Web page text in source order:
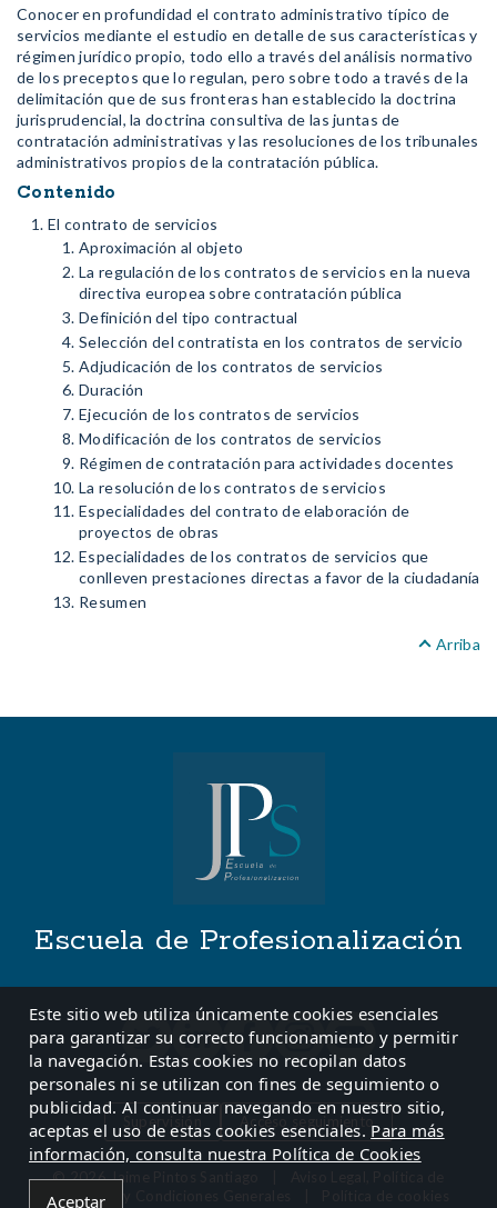
Conocer en profundidad el contrato administrativo típico de
servicios mediante el estudio en detalle de sus características y
régimen jurídico propio, todo ello a través del análisis normativo
de los preceptos que lo regulan, pero sobre todo a través de la
delimitación que de sus fronteras han establecido la doctrina
jurisprudencial, la doctrina consultiva de las juntas de
contratación administrativas y las resoluciones de los tribunales
administrativos propios de la contratación pública.
Contenido
El contrato de servicios
Aproximación al objeto
La regulación de los contratos de servicios en la nueva
directiva europea sobre contratación pública
Definición del tipo contractual
Selección del contratista en los contratos de servicio
Adjudicación de los contratos de servicios
Duración
Ejecución de los contratos de servicios
Modificación de los contratos de servicios
Régimen de contratación para actividades docentes
La resolución de los contratos de servicios
Especialidades del contrato de elaboración de
proyectos de obras
Especialidades de los contratos de servicios que
conlleven prestaciones directas a favor de la ciudadanía
Resumen
Arriba
Escuela de Profesionalización
Supervisión Acceso seguimiento
© 2026 Jaime Pintos Santiago
Privacidad y Condiciones Generales
Este sitio web utiliza únicamente cookies esenciales
para garantizar su correcto funcionamiento y permitir
la navegación. Estas cookies no recopilan datos
personales ni se utilizan con fines de seguimiento o
publicidad. Al continuar navegando en nuestro sitio,
aceptas el uso de estas cookies esenciales. Para más
información, consulta nuestra Política de Cookies
Aceptar